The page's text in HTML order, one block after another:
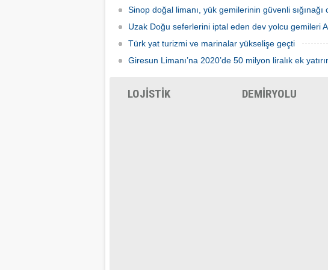
Sinop doğal limanı, yük gemilerinin güvenli
Uzak Doğu seferlerini iptal eden dev yolcu gemileri
Türk yat turizmi ve marinalar yükselişe geçti
Giresun Limanı’na 2020’de 50 milyon liralık ek
LOJİSTİK DEMİRYOLU